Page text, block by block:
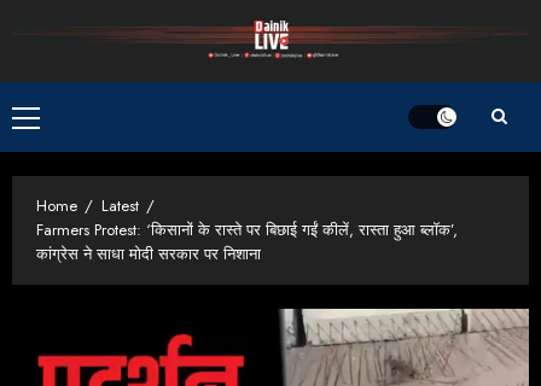
Primary
Menu
Home
Latest
Farmers Protest: ‘किसानों के रास्ते पर बिछाई गईं कीलें, रास्ता हुआ ब्लॉक’,
कांग्रेस ने साधा मोदी सरकार पर निशाना